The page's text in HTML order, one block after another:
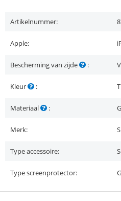
Artikelnummer:
Apple:
Bescherming van zijde :
Kleur :
Materiaal :
Merk:
Type accessoire:
Type screenprotector: